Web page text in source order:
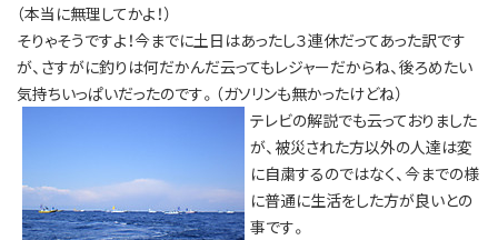
（本当に無理してかよ！）
そりゃそうですよ！今までに土日はあったし３連休だってあった訳です
が、さすがに釣りは何だかんだ云ってもレジャーだからね、後ろめたい
気持ちいっぱいだったのです。（ガソリンも無かったけどね）
テレビの解説でも云っておりました
が、被災された方以外の人達は変
に自粛するのではなく、今までの様
に普通に生活をした方が良いとの
事です。